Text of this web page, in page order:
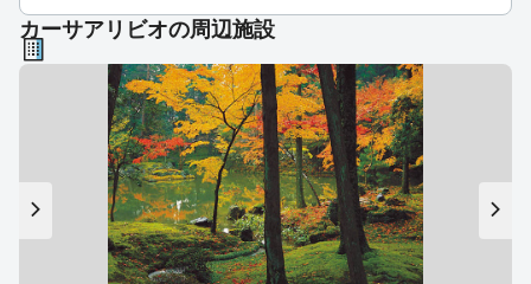
カーサアリビオの周辺施設